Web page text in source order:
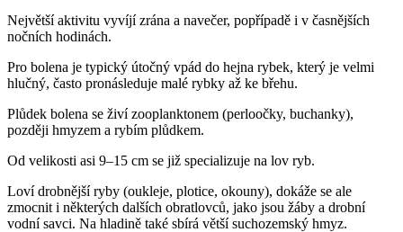
Největší aktivitu vyvíjí zrána a navečer, popřípadě i v časnějších
nočních hodinách.
Pro bolena je typický útočný vpád do hejna rybek, který je velmi
hlučný, často pronásleduje malé rybky až ke břehu.
Plůdek bolena se živí zooplanktonem (perloočky, buchanky),
později hmyzem a rybím plůdkem.
Od velikosti asi 9–15 cm se již specializuje na lov ryb.
Loví drobnější ryby (oukleje, plotice, okouny), dokáže se ale
zmocnit i některých dalších obratlovců, jako jsou žáby a drobní
vodní savci. Na hladině také sbírá větší suchozemský hmyz.